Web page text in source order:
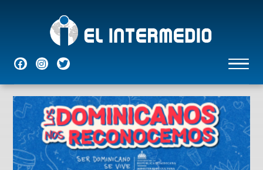
NACIONALES INTERNACIONALESECONÓMICASDEPORTES ENTRETENIMIENTO